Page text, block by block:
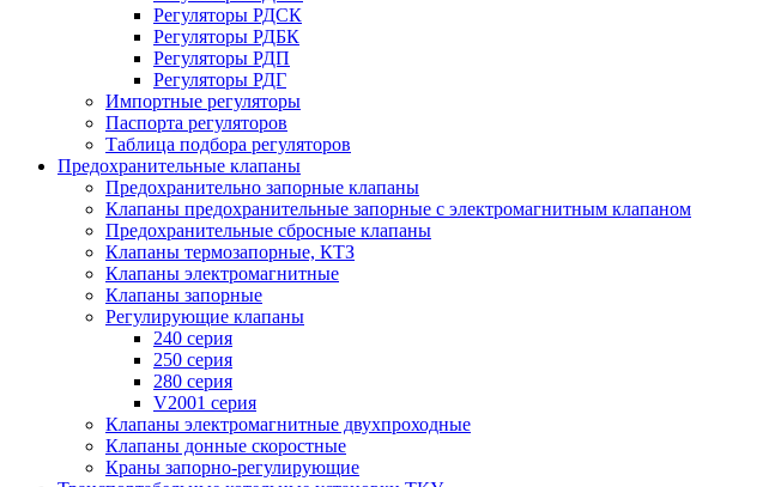
Регуляторы РДСК
Регуляторы РДБК
Регуляторы РДП
Регуляторы РДГ
Импортные регуляторы
Паспорта регуляторов
Таблица подбора регуляторов
Предохранительные клапаны
Предохранительно запорные клапаны
Клапаны предохранительные запорные с электромагнитным клапаном
Предохранительные сбросные клапаны
Клапаны термозапорные, КТЗ
Клапаны электромагнитные
Клапаны запорные
Регулирующие клапаны
240 серия
250 серия
280 серия
V2001 серия
Клапаны электромагнитные двухпроходные
Клапаны донные скоростные
Краны запорно-регулирующие